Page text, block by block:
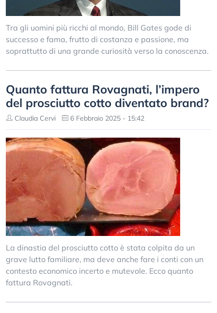
Tra gli uomini più ricchi al mondo, Bill Gates gode di
successo e fama, frutto di costanza e passione, ma
soprattutto di una grande curiosità verso la conoscenza.
Quanto fattura Rovagnati, l’impero
del prosciutto cotto diventato brand?
Claudia Cervi 6 Febbraio 2025 - 15:42
La dinastia del prosciutto cotto è stata colpita da un
grave lutto familiare, ma deve anche fare i conti con un
contesto economico incerto e mutevole. Ecco quanto
fattura Rovagnati.